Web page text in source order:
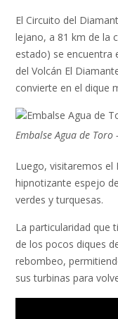
El Circuito del
lejano, a 81 km de la
estado) se encuentra
del Volcán El
convierte en el dique
Embalse Agua de Toro
Luego, visitaremos el
hipnotizante espejo
verdes y turquesas.
La particularidad que
de los pocos diques
rebombeo,
sus turbinas para